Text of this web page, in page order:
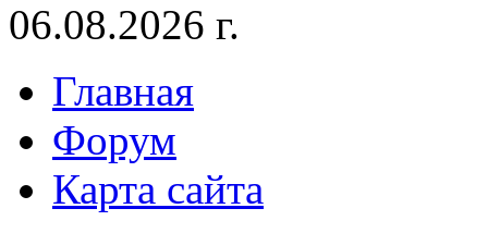
06.08.2026 г.
Главная
Форум
Карта сайта